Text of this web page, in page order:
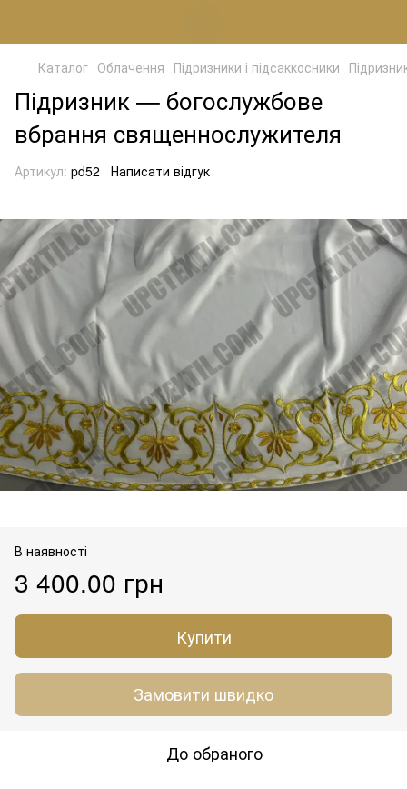
Каталог Облачення Підризники і підсаккосники
Підризник — богослужбове
вбрання священнослужителя
Артикул: pd52 Написати відгук
В наявності
3 400.00 грн
Купити
Замовити швидко
До обраного